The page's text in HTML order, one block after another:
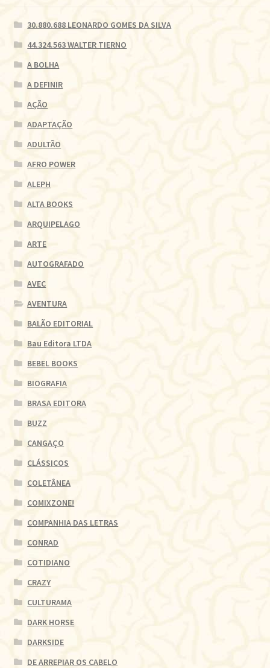
30.880.688 LEONARDO GOMES DA SILVA
44.324.563 WALTER TIERNO
A BOLHA
A DEFINIR
AÇÃO
ADAPTAÇÃO
ADULTÃO
AFRO POWER
ALEPH
ALTA BOOKS
ARQUIPELAGO
ARTE
AUTOGRAFADO
AVEC
AVENTURA
BALÃO EDITORIAL
Bau Editora LTDA
BEBEL BOOKS
BIOGRAFIA
BRASA EDITORA
BUZZ
CANGAÇO
CLÁSSICOS
COLETÂNEA
COMIXZONE!
COMPANHIA DAS LETRAS
CONRAD
COTIDIANO
CRAZY
CULTURAMA
DARK HORSE
DARKSIDE
DE ARREPIAR OS CABELO